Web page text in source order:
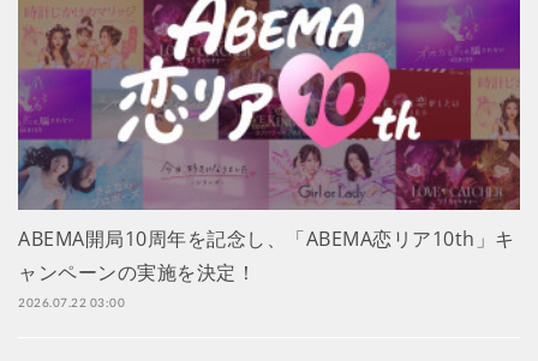
ABEMA開局10周年を記念し、「ABEMA恋リア10th」キ
ャンペーンの実施を決定！
2026.07.22 03:00